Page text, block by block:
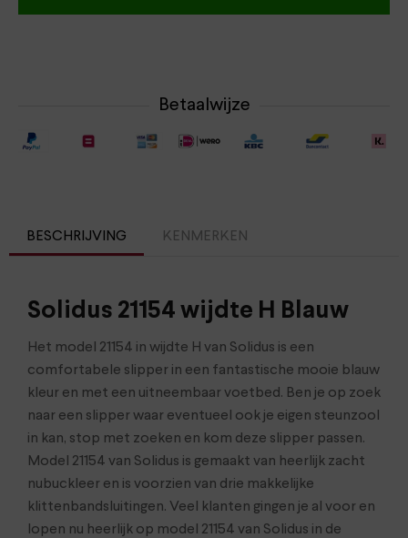
Betaalwijze
BESCHRIJVING KENMERKEN
Solidus 21154 wijdte H Blauw
Het model 21154 in wijdte H van Solidus is een
comfortabele slipper in een fantastische mooie blauw
kleur en met een uitneembaar voetbed. Ben je op zoek
naar een slipper waar eventueel ook je eigen steunzool
in kan, stop met zoeken en kom deze slipper passen.
Model 21154 van Solidus is gemaakt van heerlijk zacht
nubuckleer en is voorzien van drie makkelijke
klittenbandsluitingen. Veel klanten gingen je al voor en
lopen nu heerlijk op model 21154 van Solidus in de